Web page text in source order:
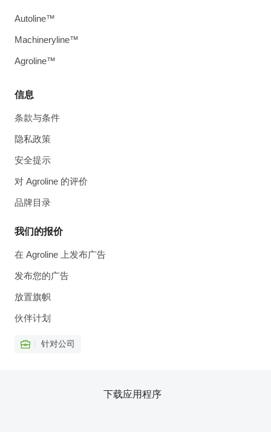
信息
条款与条件
隐私政策
安全提示
对 Agroline 的评价
品牌目录
我们的报价
在 Agroline 上发布广告
发布您的广告
放置旗帜
伙伴计划
针对公司
Autoline™
Machineryline™
Agroline™
下载应用程序